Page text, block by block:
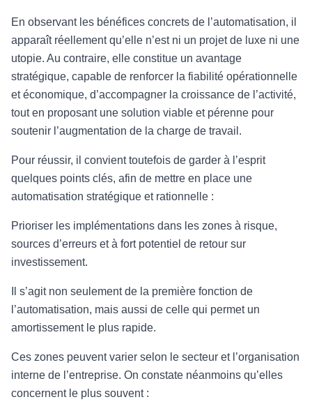
En observant les bénéfices concrets de l’automatisation, il
apparaît réellement qu’elle n’est ni un projet de luxe ni une
utopie. Au contraire, elle constitue un avantage
stratégique, capable de renforcer la fiabilité opérationnelle
et économique, d’accompagner la croissance de l’activité,
tout en proposant une solution viable et pérenne pour
soutenir l’augmentation de la charge de travail.
Pour réussir, il convient toutefois de garder à l’esprit
quelques points clés, afin de mettre en place une
automatisation stratégique et rationnelle :
Prioriser les implémentations dans les zones à risque,
sources d’erreurs et à fort potentiel de retour sur
investissement.
Il s’agit non seulement de la première fonction de
l’automatisation, mais aussi de celle qui permet un
amortissement le plus rapide.
Ces zones peuvent varier selon le secteur et l’organisation
interne de l’entreprise. On constate néanmoins qu’elles
concernent le plus souvent :